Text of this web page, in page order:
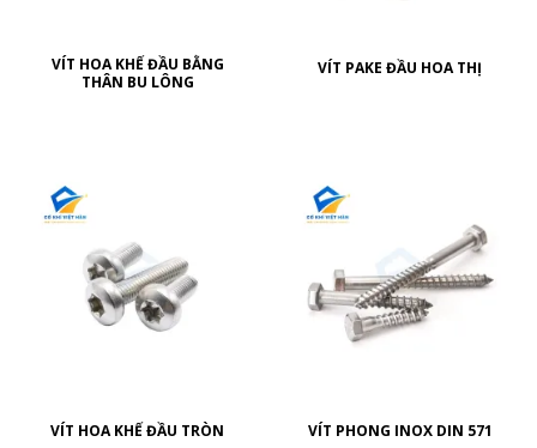
VÍT HOA KHẾ ĐẦU BẰNG
THÂN BU LÔNG
VÍT PAKE ĐẦU HOA THỊ
VÍT HOA KHẾ ĐẦU TRÒN VÍT PHONG INOX DIN 571